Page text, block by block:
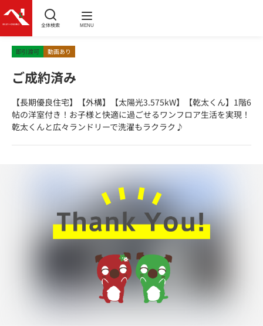
全体検索 MENU
即引渡可 動画あり
ご成約済み
【長期優良住宅】【外構】【太陽光3.575kW】【乾太くん】1階6
帖の洋室付き！お子様と快適に過ごせるワンフロア生活を実現！
乾太くんと広々ランドリーで洗濯もラクラク♪